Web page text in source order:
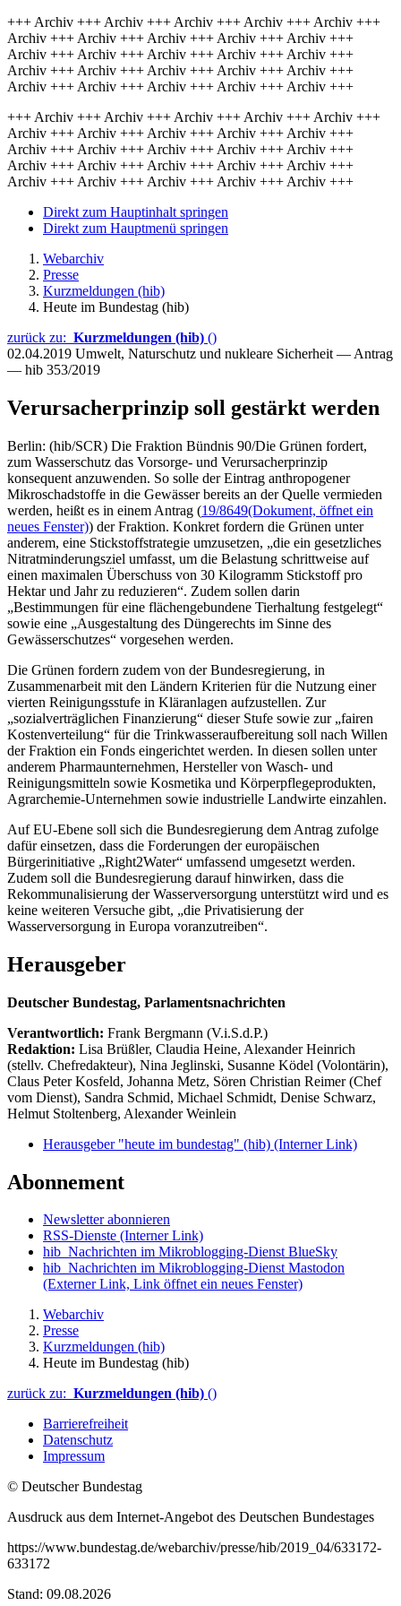
+++ Archiv +++ Archiv +++ Archiv +++ Archiv +++ Archiv +++
Archiv +++ Archiv +++ Archiv +++ Archiv +++ Archiv +++
Archiv +++ Archiv +++ Archiv +++ Archiv +++ Archiv +++
Archiv +++ Archiv +++ Archiv +++ Archiv +++ Archiv +++
Archiv +++ Archiv +++ Archiv +++ Archiv +++ Archiv +++
+++ Archiv +++ Archiv +++ Archiv +++ Archiv +++ Archiv +++
Archiv +++ Archiv +++ Archiv +++ Archiv +++ Archiv +++
Archiv +++ Archiv +++ Archiv +++ Archiv +++ Archiv +++
Archiv +++ Archiv +++ Archiv +++ Archiv +++ Archiv +++
Archiv +++ Archiv +++ Archiv +++ Archiv +++ Archiv +++
Direkt zum Hauptinhalt springen
Direkt zum Hauptmenü springen
Webarchiv
Presse
Kurzmeldungen (hib)
Heute im Bundestag (hib)
zurück zu: Kurzmeldungen (hib) ()
02.04.2019 Umwelt, Naturschutz und nukleare Sicherheit — Antrag
— hib 353/2019
Verursacherprinzip soll gestärkt werden
Berlin: (hib/SCR) Die Fraktion Bündnis 90/Die Grünen fordert,
zum Wasserschutz das Vorsorge- und Verursacherprinzip
konsequent anzuwenden. So solle der Eintrag anthropogener
Mikroschadstoffe in die Gewässer bereits an der Quelle vermieden
werden, heißt es in einem Antrag (19/8649(Dokument, öffnet ein
neues Fenster)) der Fraktion. Konkret fordern die Grünen unter
anderem, eine Stickstoffstrategie umzusetzen, „die ein gesetzliches
Nitratminderungsziel umfasst, um die Belastung schrittweise auf
einen maximalen Überschuss von 30 Kilogramm Stickstoff pro
Hektar und Jahr zu reduzieren“. Zudem sollen darin
„Bestimmungen für eine flächengebundene Tierhaltung festgelegt“
sowie eine „Ausgestaltung des Düngerechts im Sinne des
Gewässerschutzes“ vorgesehen werden.
Die Grünen fordern zudem von der Bundesregierung, in
Zusammenarbeit mit den Ländern Kriterien für die Nutzung einer
vierten Reinigungsstufe in Kläranlagen aufzustellen. Zur
„sozialverträglichen Finanzierung“ dieser Stufe sowie zur „fairen
Kostenverteilung“ für die Trinkwasseraufbereitung soll nach Willen
der Fraktion ein Fonds eingerichtet werden. In diesen sollen unter
anderem Pharmaunternehmen, Hersteller von Wasch- und
Reinigungsmitteln sowie Kosmetika und Körperpflegeprodukten,
Agrarchemie-Unternehmen sowie industrielle Landwirte einzahlen.
Auf EU-Ebene soll sich die Bundesregierung dem Antrag zufolge
dafür einsetzen, dass die Forderungen der europäischen
Bürgerinitiative „Right2Water“ umfassend umgesetzt werden.
Zudem soll die Bundesregierung darauf hinwirken, dass die
Rekommunalisierung der Wasserversorgung unterstützt wird und es
keine weiteren Versuche gibt, „die Privatisierung der
Wasserversorgung in Europa voranzutreiben“.
Herausgeber
Deutscher Bundestag, Parlamentsnachrichten
Verantwortlich: Frank Bergmann (V.i.S.d.P.)
Redaktion: Lisa Brüßler, Claudia Heine, Alexander Heinrich
(stellv. Chefredakteur), Nina Jeglinski, Susanne Ködel (Volontärin),
Claus Peter Kosfeld, Johanna Metz, Sören Christian Reimer (Chef
vom Dienst), Sandra Schmid, Michael Schmidt, Denise Schwarz,
Helmut Stoltenberg, Alexander Weinlein
Herausgeber "heute im bundestag" (hib) (Interner Link)
Abonnement
Newsletter abonnieren
RSS-Dienste (Interner Link)
hib_Nachrichten im Mikroblogging-Dienst BlueSky
hib_Nachrichten im Mikroblogging-Dienst Mastodon
(Externer Link, Link öffnet ein neues Fenster)
Webarchiv
Presse
Kurzmeldungen (hib)
Heute im Bundestag (hib)
zurück zu: Kurzmeldungen (hib) ()
Barrierefreiheit
Datenschutz
Impressum
© Deutscher Bundestag
Ausdruck aus dem Internet-Angebot des Deutschen Bundestages
https://www.bundestag.de/webarchiv/presse/hib/2019_04/633172-
633172
Stand: 09.08.2026